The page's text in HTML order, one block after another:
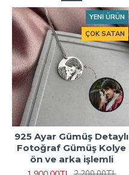
YENI ÜRÜN
ÇOK SATAN
925 Ayar Gümüş Detaylı
Fotoğraf Gümüş Kolye
ön ve arka işlemli